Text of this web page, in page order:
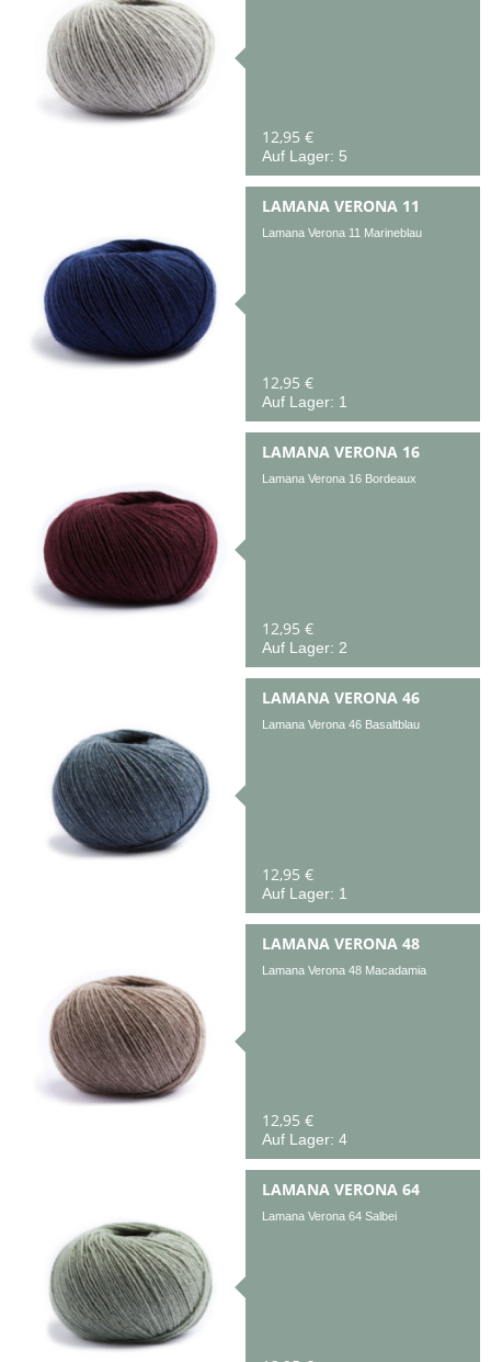
12,95 €
Auf Lager: 5
LAMANA VERONA 11
Lamana Verona 11 Marineblau
12,95 €
Auf Lager: 1
LAMANA VERONA 16
Lamana Verona 16 Bordeaux
12,95 €
Auf Lager: 2
LAMANA VERONA 46
Lamana Verona 46 Basaltblau
12,95 €
Auf Lager: 1
LAMANA VERONA 48
Lamana Verona 48 Macadamia
12,95 €
Auf Lager: 4
LAMANA VERONA 64
Lamana Verona 64 Salbei